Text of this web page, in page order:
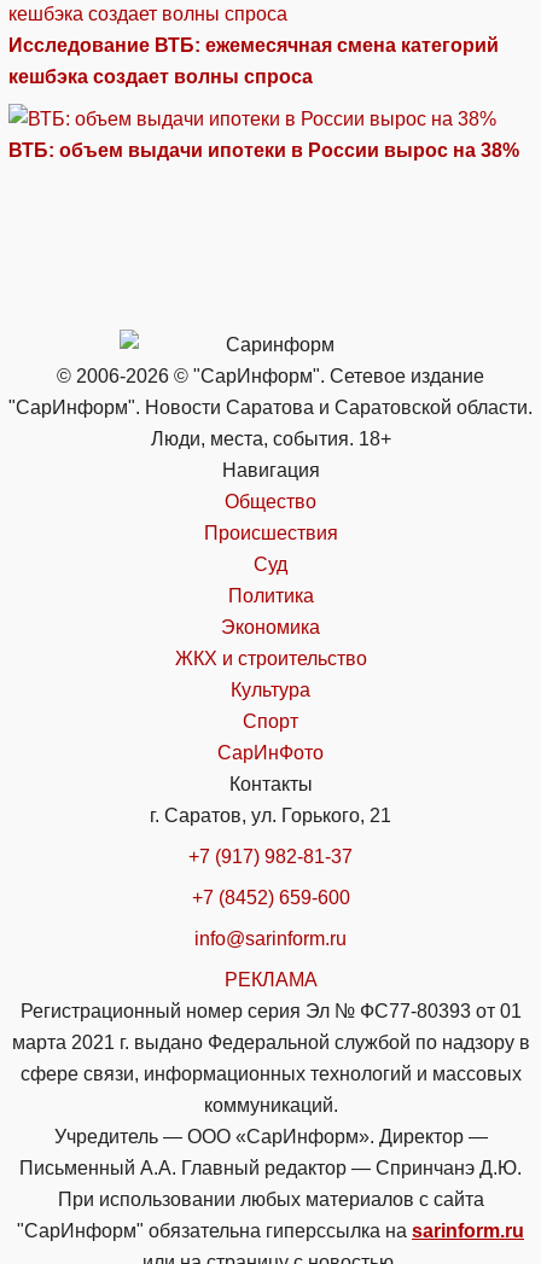
Исследование ВТБ: ежемесячная смена категорий
кешбэка создает волны спроса
ВТБ: объем выдачи ипотеки в России вырос на 38%
© 2006-2026 © "СарИнформ". Сетевое издание
"СарИнформ". Новости Саратова и Саратовской области.
Люди, места, события. 18+
Навигация
Общество
Происшествия
Суд
Политика
Экономика
ЖКХ и строительство
Культура
Спорт
СарИнФото
Контакты
г. Саратов, ул. Горького, 21
+7 (917) 982-81-37
+7 (8452) 659-600
info@sarinform.ru
РЕКЛАМА
Регистрационный номер серия Эл № ФС77-80393 от 01
марта 2021 г. выдано Федеральной службой по надзору в
сфере связи, информационных технологий и массовых
коммуникаций.
Учредитель — ООО «СарИнформ». Директор —
Письменный А.А. Главный редактор — Спринчанэ Д.Ю.
При использовании любых материалов с сайта
"СарИнформ" обязательна гиперссылка на sarinform.ru